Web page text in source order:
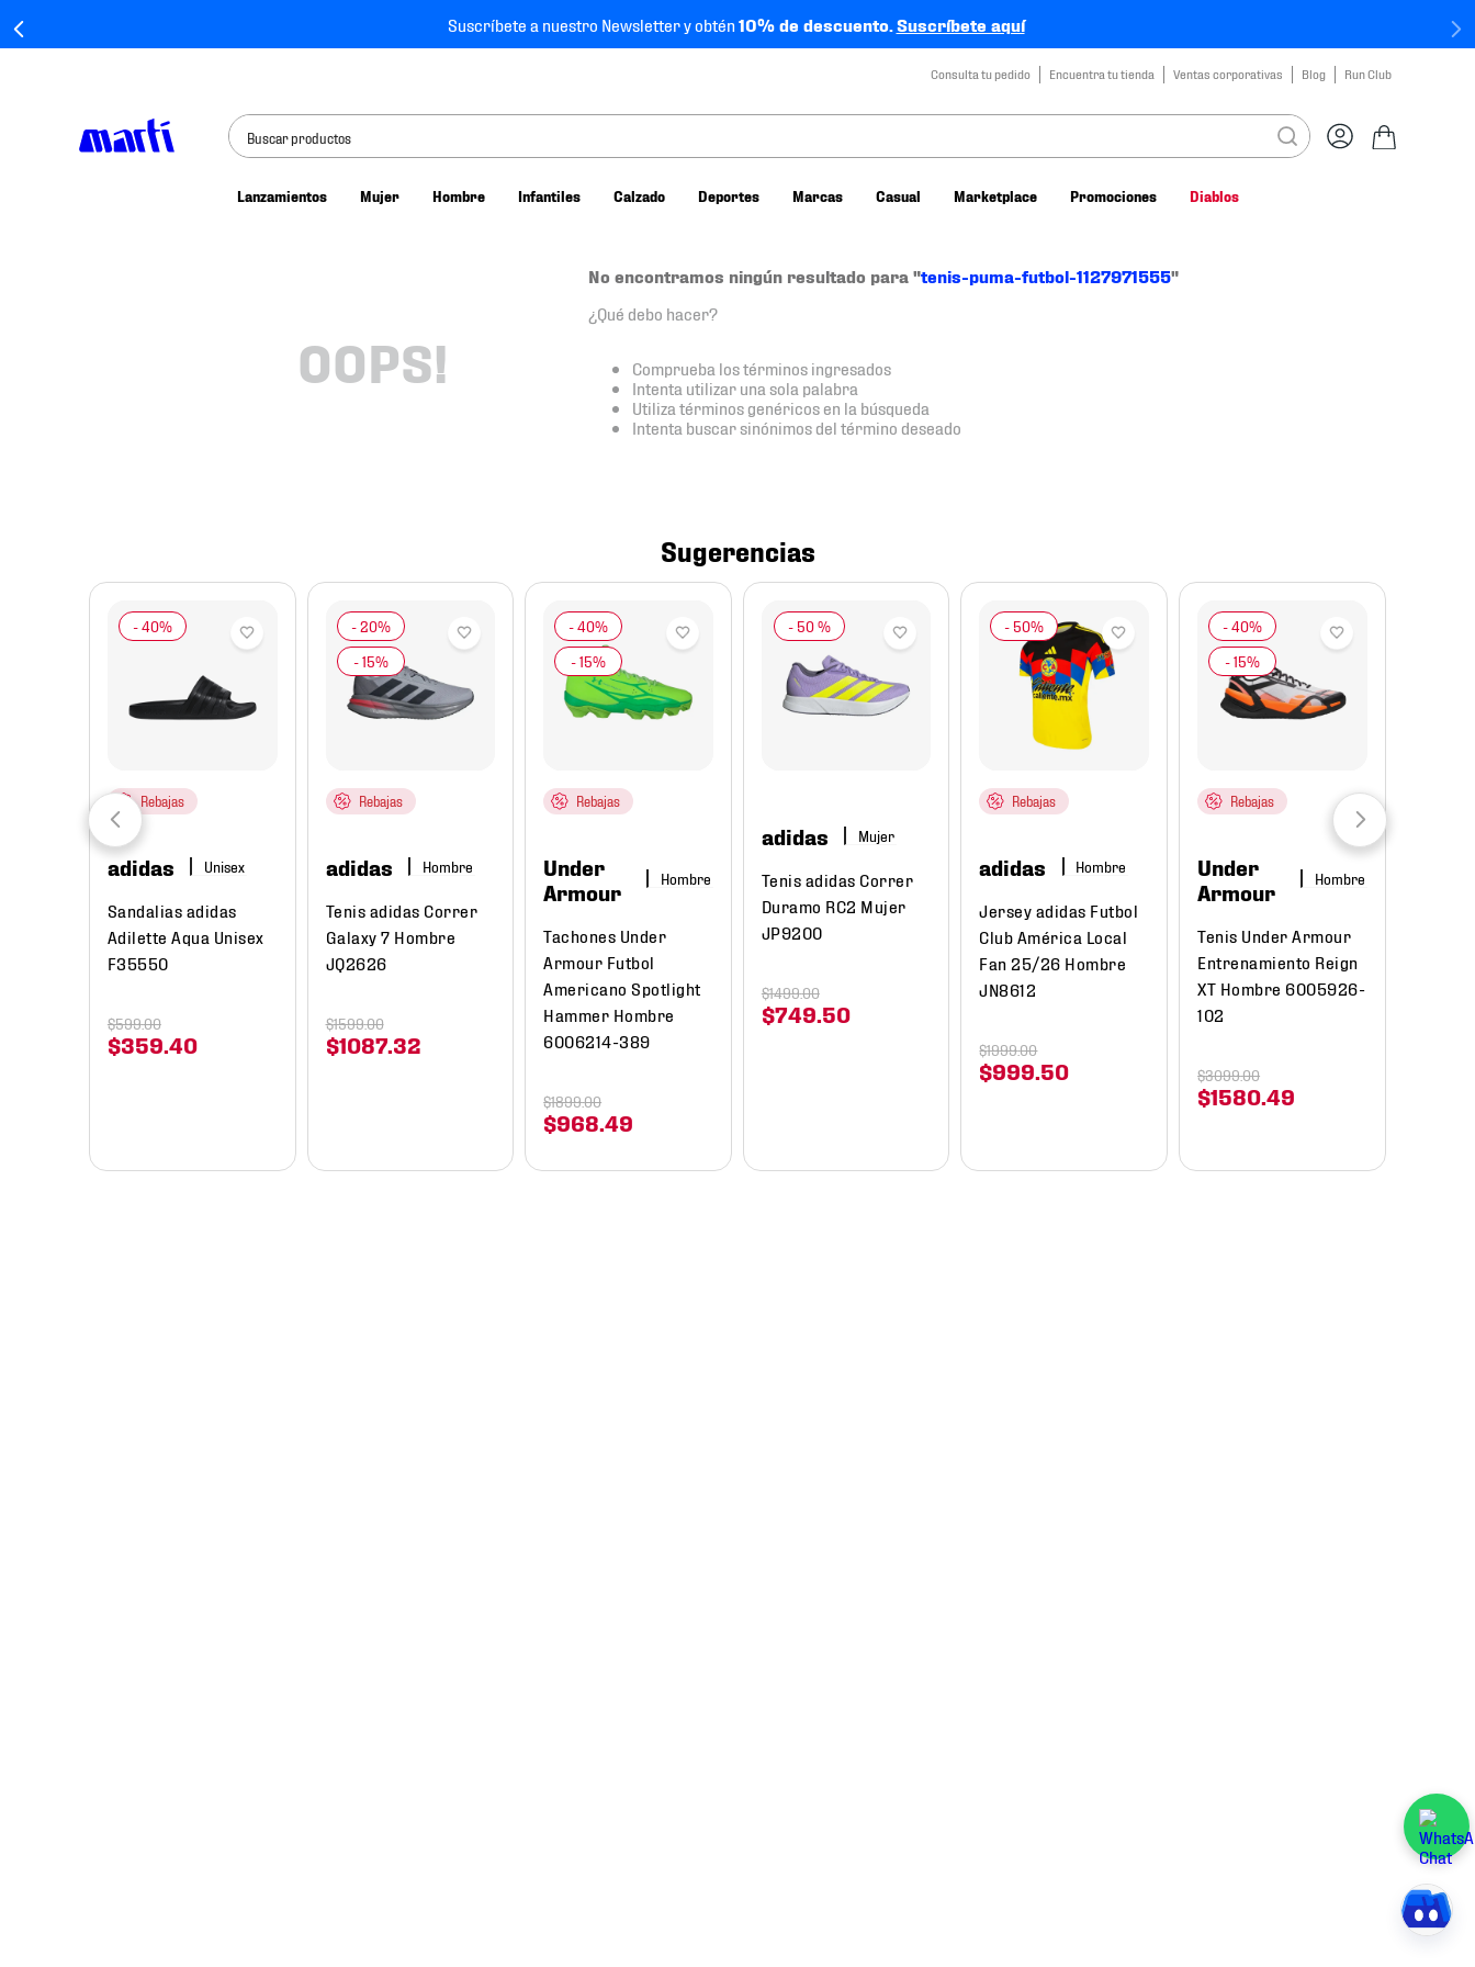
Suscríbete a nuestro Newsletter y obtén10% de descuento.Suscríbete aquí
Consulta tu pedido Encuentra tu tienda Ventas corporativas Blog Run Club
Buscar productos
Lanzamientos Mujer Hombre Infantiles Calzado Deportes Marcas Casual Marketplace Promociones Diablos
OOPS!
No encontramos ningún resultado para "tenis-puma-futbol-1127971555"
¿Qué debo hacer?
Comprueba los términos ingresados
Intenta utilizar una sola palabra
Utiliza términos genéricos en la búsqueda
Intenta buscar sinónimos del término deseado
Sugerencias
Rebajas
adidas
Sandalias adidas
Adilette Aqua Unisex
F35550
$359 40
$599.00
Rebajas
adidas Hombre
Tenis adidas Correr
Galaxy 7 Hombre
JQ2626
$1087. 32
$1599.00
Rebajas
Under
Armour
Hombre
Tachones Under
Armour Futbol
Americano Spotlight
Hammer Hombre
6006214-389
$968 .49
$1899.00
- 50 %
adidas Mujer
Tenis adidas Correr
Duramo RC2 Mujer
JP9200
$749 50
$1499.00
Rebajas
adidas Hombre
Jersey adidas Futbol
Club América Local
Fan 25/26 Hombre
JN8612
$999 50
$1999.00
Rebajas
Under
Armour
Hombre
Tenis Under Armour
Entrenamiento Reign
XT Hombre 6005926-
102
$1580 .49
$3099.00
tenis nike